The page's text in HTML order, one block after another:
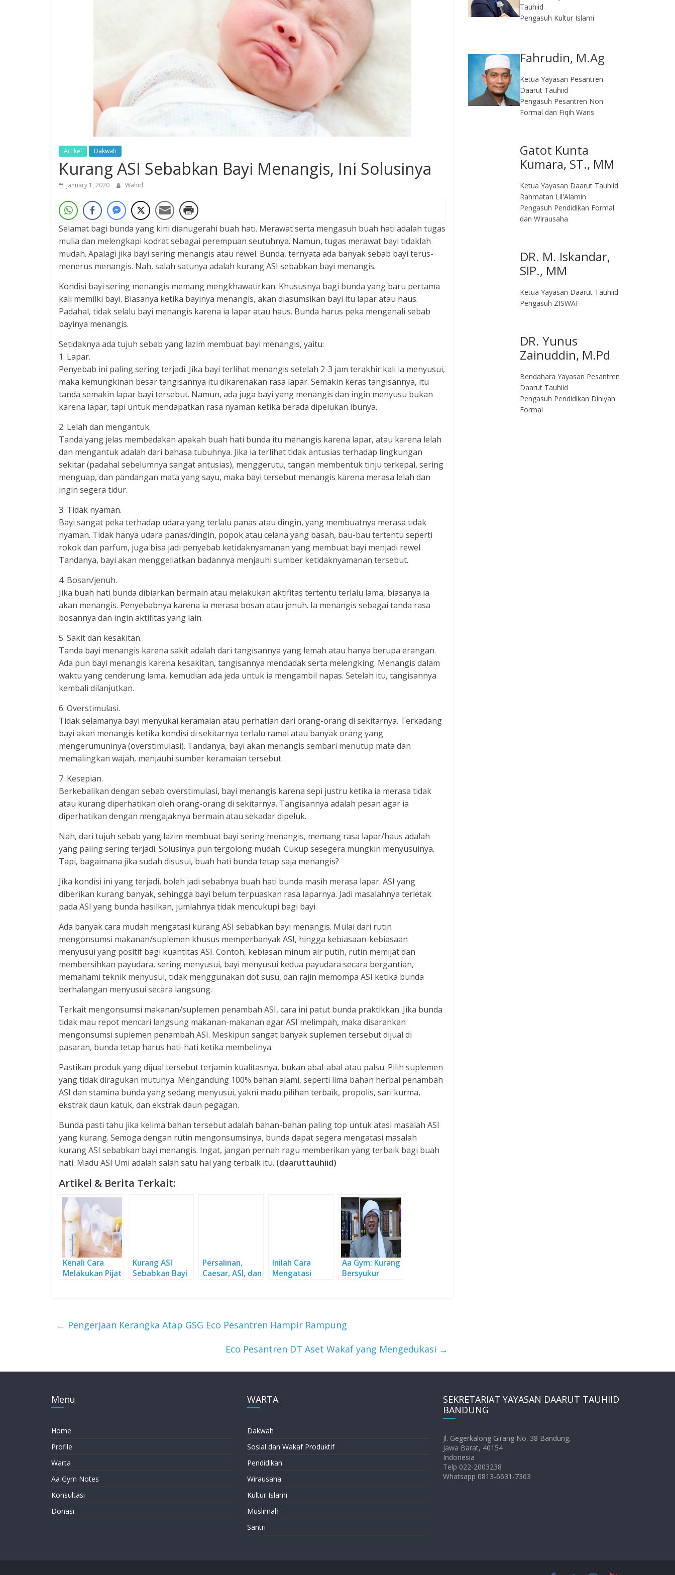
Artikel Dakwah
Kurang ASI Sebabkan Bayi Menangis, Ini Solusinya
January 1, 2020 Wahid
Selamat bagi bunda yang kini dianugerahi buah hati. Merawat serta mengasuh buah hati adalah tugas
mulia dan melengkapi kodrat sebagai perempuan seutuhnya. Namun, tugas merawat bayi tidaklah
mudah. Apalagi jika bayi sering menangis atau rewel. Bunda, ternyata ada banyak sebab bayi terus-
menerus menangis. Nah, salah satunya adalah kurang ASI sebabkan bayi menangis.
Kondisi bayi sering menangis memang mengkhawatirkan. Khususnya bagi bunda yang baru pertama
kali memilki bayi. Biasanya ketika bayinya menangis, akan diasumsikan bayi itu lapar atau haus.
Padahal, tidak selalu bayi menangis karena ia lapar atau haus. Bunda harus peka mengenali sebab
bayinya menangis.
Setidaknya ada tujuh sebab yang lazim membuat bayi menangis, yaitu:
1. Lapar.
Penyebab ini paling sering terjadi. Jika bayi terlihat menangis setelah 2-3 jam terakhir kali ia menyusui,
maka kemungkinan besar tangisannya itu dikarenakan rasa lapar. Semakin keras tangisannya, itu
tanda semakin lapar bayi tersebut. Namun, ada juga bayi yang menangis dan ingin menyusu bukan
karena lapar, tapi untuk mendapatkan rasa nyaman ketika berada dipelukan ibunya.
2. Lelah dan mengantuk.
Tanda yang jelas membedakan apakah buah hati bunda itu menangis karena lapar, atau karena lelah
dan mengantuk adalah dari bahasa tubuhnya. Jika ia terlihat tidak antusias terhadap lingkungan
sekitar (padahal sebelumnya sangat antusias), menggerutu, tangan membentuk tinju terkepal, sering
menguap, dan pandangan mata yang sayu, maka bayi tersebut menangis karena merasa lelah dan
ingin segera tidur.
3. Tidak nyaman.
Bayi sangat peka terhadap udara yang terlalu panas atau dingin, yang membuatnya merasa tidak
nyaman. Tidak hanya udara panas/dingin, popok atau celana yang basah, bau-bau tertentu seperti
rokok dan parfum, juga bisa jadi penyebab ketidaknyamanan yang membuat bayi menjadi rewel.
Tandanya, bayi akan menggeliatkan badannya menjauhi sumber ketidaknyamanan tersebut.
4. Bosan/jenuh.
Jika buah hati bunda dibiarkan bermain atau melakukan aktifitas tertentu terlalu lama, biasanya ia
akan menangis. Penyebabnya karena ia merasa bosan atau jenuh. Ia menangis sebagai tanda rasa
bosannya dan ingin aktifitas yang lain.
5. Sakit dan kesakitan.
Tanda bayi menangis karena sakit adalah dari tangisannya yang lemah atau hanya berupa erangan.
Ada pun bayi menangis karena kesakitan, tangisannya mendadak serta melengking. Menangis dalam
waktu yang cenderung lama, kemudian ada jeda untuk ia mengambil napas. Setelah itu, tangisannya
kembali dilanjutkan.
6. Overstimulasi.
Tidak selamanya bayi menyukai keramaian atau perhatian dari orang-orang di sekitarnya. Terkadang
bayi akan menangis ketika kondisi di sekitarnya terlalu ramai atau banyak orang yang
mengerumuninya (overstimulasi). Tandanya, bayi akan menangis sembari menutup mata dan
memalingkan wajah, menjauhi sumber keramaian tersebut.
7. Kesepian.
Berkebalikan dengan sebab overstimulasi, bayi menangis karena sepi justru ketika ia merasa tidak
atau kurang diperhatikan oleh orang-orang di sekitarnya. Tangisannya adalah pesan agar ia
diperhatikan dengan mengajaknya bermain atau sekadar dipeluk.
Nah, dari tujuh sebab yang lazim membuat bayi sering menangis, memang rasa lapar/haus adalah
yang paling sering terjadi. Solusinya pun tergolong mudah. Cukup sesegera mungkin menyusuinya.
Tapi, bagaimana jika sudah disusui, buah hati bunda tetap saja menangis?
Jika kondisi ini yang terjadi, boleh jadi sebabnya buah hati bunda masih merasa lapar. ASI yang
diberikan kurang banyak, sehingga bayi belum terpuaskan rasa laparnya. Jadi masalahnya terletak
pada ASI yang bunda hasilkan, jumlahnya tidak mencukupi bagi bayi.
Ada banyak cara mudah mengatasi kurang ASI sebabkan bayi menangis. Mulai dari rutin
mengonsumsi makanan/suplemen khusus memperbanyak ASI, hingga kebiasaan-kebiasaan
menyusui yang positif bagi kuantitas ASI. Contoh, kebiasan minum air putih, rutin memijat dan
membersihkan payudara, sering menyusui, bayi menyusui kedua payudara secara bergantian,
memahami teknik menyusui, tidak menggunakan dot susu, dan rajin memompa ASI ketika bunda
berhalangan menyusui secara langsung.
Terkait mengonsumsi makanan/suplemen penambah ASI, cara ini patut bunda praktikkan. Jika bunda
tidak mau repot mencari langsung makanan-makanan agar ASI melimpah, maka disarankan
mengonsumsi suplemen penambah ASI. Meskipun sangat banyak suplemen tersebut dijual di
pasaran, bunda tetap harus hati-hati ketika membelinya.
Pastikan produk yang dijual tersebut terjamin kualitasnya, bukan abal-abal atau palsu. Pilih suplemen
yang tidak diragukan mutunya. Mengandung 100% bahan alami, seperti lima bahan herbal penambah
ASI dan stamina bunda yang sedang menyusui, yakni madu pilihan terbaik, propolis, sari kurma,
ekstrak daun katuk, dan ekstrak daun pegagan.
Bunda pasti tahu jika kelima bahan tersebut adalah bahan-bahan paling top untuk atasi masalah ASI
yang kurang. Semoga dengan rutin mengonsumsinya, bunda dapat segera mengatasi masalah
kurang ASI sebabkan bayi menangis. Ingat, jangan pernah ragu memberikan yang terbaik bagi buah
hati. Madu ASI Umi adalah salah satu hal yang terbaik itu. (daaruttauhiid)
Artikel & Berita Terkait:
Kenali Cara
Melakukan Pijat
Kurang ASI
Sebabkan Bayi
Persalinan,
Caesar, ASI, dan
Inilah Cara
Mengatasi
Aa Gym: Kurang
Bersyukur
← Pengerjaan Kerangka Atap GSG Eco Pesantren Hampir Rampung
Eco Pesantren DT Aset Wakaf yang Mengedukasi →
Tauhiid
Pengasuh Kultur Islami
Fahrudin, M.Ag​
Ketua Yayasan Pesantren
Daarut Tauhiid
Pengasuh Pesantren Non
Formal dan Fiqih Waris
Gatot Kunta
Kumara, ST., MM
Ketua Yayasan Daarut Tauhiid
Rahmatan Lil'Alamin
Pengasuh Pendidikan Formal
dan Wirausaha
DR. M. Iskandar,
SIP., MM
Ketua Yayasan Daarut Tauhiid
Pengasuh ZISWAF
DR. Yunus
Zainuddin, M.Pd
Bendahara Yayasan Pesantren
Daarut Tauhiid
Pengasuh Pendidikan Diniyah
Formal
Menu
Home
Profile
Warta
Aa Gym Notes
Konsultasi
Donasi
WARTA
Dakwah
Sosial dan Wakaf Produktif
Pendidikan
Wirausaha
Kultur Islami
Muslimah
Santri
SEKRETARIAT YAYASAN DAARUT TAUHIID
BANDUNG
Jl. Gegerkalong Girang No. 38 Bandung,
Jawa Barat, 40154
Indonesia
Telp 022-2003238
Whatsapp 0813-6631-7363